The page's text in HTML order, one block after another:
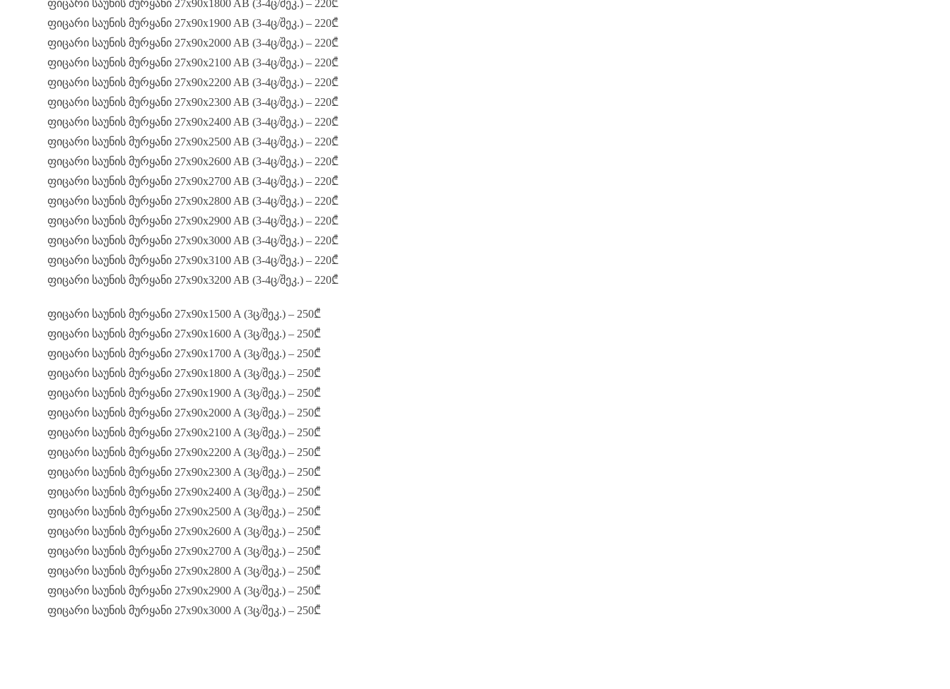
ფიცარი საუნის მურყანი 27x90x1800 AB (3-4ც/შეკ.) – 220₾
ფიცარი საუნის მურყანი 27x90x1900 AB (3-4ც/შეკ.) – 220₾
ფიცარი საუნის მურყანი 27x90x2000 AB (3-4ც/შეკ.) – 220₾
ფიცარი საუნის მურყანი 27x90x2100 AB (3-4ც/შეკ.) – 220₾
ფიცარი საუნის მურყანი 27x90x2200 AB (3-4ც/შეკ.) – 220₾
ფიცარი საუნის მურყანი 27x90x2300 AB (3-4ც/შეკ.) – 220₾
ფიცარი საუნის მურყანი 27x90x2400 AB (3-4ც/შეკ.) – 220₾
ფიცარი საუნის მურყანი 27x90x2500 AB (3-4ც/შეკ.) – 220₾
ფიცარი საუნის მურყანი 27x90x2600 AB (3-4ც/შეკ.) – 220₾
ფიცარი საუნის მურყანი 27x90x2700 AB (3-4ც/შეკ.) – 220₾
ფიცარი საუნის მურყანი 27x90x2800 AB (3-4ც/შეკ.) – 220₾
ფიცარი საუნის მურყანი 27x90x2900 AB (3-4ც/შეკ.) – 220₾
ფიცარი საუნის მურყანი 27x90x3000 AB (3-4ც/შეკ.) – 220₾
ფიცარი საუნის მურყანი 27x90x3100 AB (3-4ც/შეკ.) – 220₾
ფიცარი საუნის მურყანი 27x90x3200 AB (3-4ც/შეკ.) – 220₾
ფიცარი საუნის მურყანი 27x90x1500 A (3ც/შეკ.) – 250₾
ფიცარი საუნის მურყანი 27x90x1600 A (3ც/შეკ.) – 250₾
ფიცარი საუნის მურყანი 27x90x1700 A (3ც/შეკ.) – 250₾
ფიცარი საუნის მურყანი 27x90x1800 A (3ც/შეკ.) – 250₾
ფიცარი საუნის მურყანი 27x90x1900 A (3ც/შეკ.) – 250₾
ფიცარი საუნის მურყანი 27x90x2000 A (3ც/შეკ.) – 250₾
ფიცარი საუნის მურყანი 27x90x2100 A (3ც/შეკ.) – 250₾
ფიცარი საუნის მურყანი 27x90x2200 A (3ც/შეკ.) – 250₾
ფიცარი საუნის მურყანი 27x90x2300 A (3ც/შეკ.) – 250₾
ფიცარი საუნის მურყანი 27x90x2400 A (3ც/შეკ.) – 250₾
ფიცარი საუნის მურყანი 27x90x2500 A (3ც/შეკ.) – 250₾
ფიცარი საუნის მურყანი 27x90x2600 A (3ც/შეკ.) – 250₾
ფიცარი საუნის მურყანი 27x90x2700 A (3ც/შეკ.) – 250₾
ფიცარი საუნის მურყანი 27x90x2800 A (3ც/შეკ.) – 250₾
ფიცარი საუნის მურყანი 27x90x2900 A (3ც/შეკ.) – 250₾
ფიცარი საუნის მურყანი 27x90x3000 A (3ც/შეკ.) – 250₾